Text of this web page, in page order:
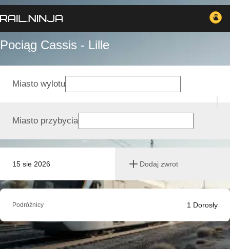
Pociąg Cassis - Lille
15 sie 2026 Dodaj zwrot
Miasto wylotu
Miasto przybycia
Podróżnicy 1 Dorosły